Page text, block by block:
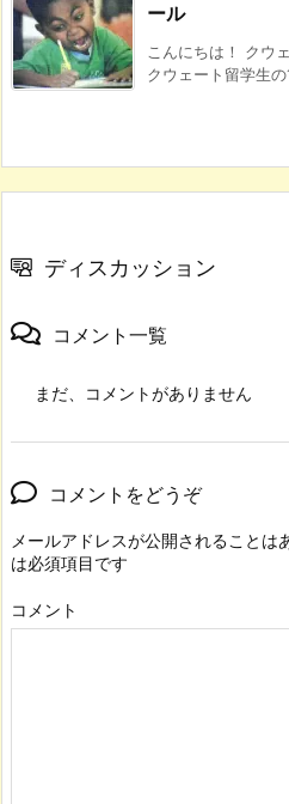
ール
こんにちは！ クウ
クウェート留学生
ディスカッション
コメント一覧
まだ、コメントがありません
コメントをどうぞ
メールアドレスが公開されることは
は必須項目です
コメント